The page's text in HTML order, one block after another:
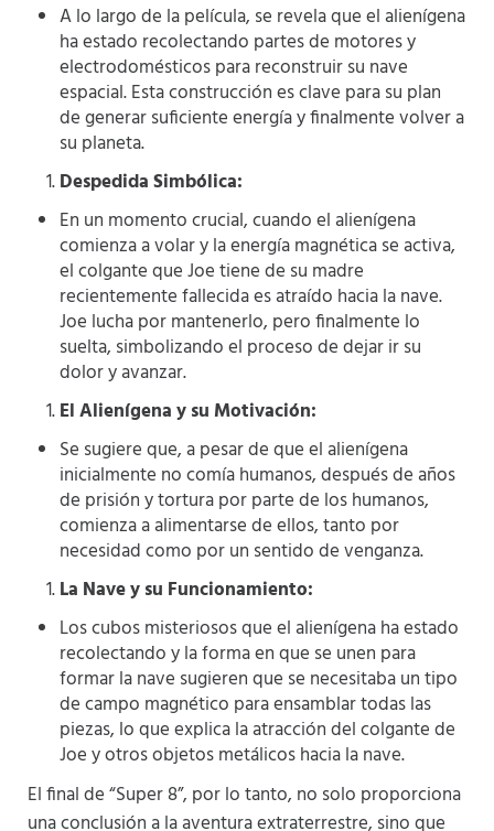
A lo largo de la película, se revela que el alienígena
ha estado recolectando partes de motores y
electrodomésticos para reconstruir su nave
espacial. Esta construcción es clave para su plan
de generar suficiente energía y finalmente volver a
su planeta.
Despedida Simbólica:
En un momento crucial, cuando el alienígena
comienza a volar y la energía magnética se activa,
el colgante que Joe tiene de su madre
recientemente fallecida es atraído hacia la nave.
Joe lucha por mantenerlo, pero finalmente lo
suelta, simbolizando el proceso de dejar ir su
dolor y avanzar.
El Alienígena y su Motivación:
Se sugiere que, a pesar de que el alienígena
inicialmente no comía humanos, después de años
de prisión y tortura por parte de los humanos,
comienza a alimentarse de ellos, tanto por
necesidad como por un sentido de venganza.
La Nave y su Funcionamiento:
Los cubos misteriosos que el alienígena ha estado
recolectando y la forma en que se unen para
formar la nave sugieren que se necesitaba un tipo
de campo magnético para ensamblar todas las
piezas, lo que explica la atracción del colgante de
Joe y otros objetos metálicos hacia la nave.
El final de “Super 8”, por lo tanto, no solo proporciona
una conclusión a la aventura extraterrestre, sino que